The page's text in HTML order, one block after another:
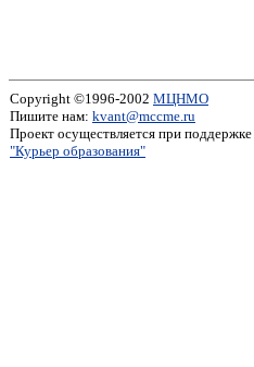
Copyright ©1996-2002 МЦНМО
Пишите нам: kvant@mccme.ru
Проект осуществляется при поддержке
"Курьер образования"